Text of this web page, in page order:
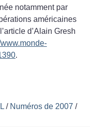
notamment par
américaines
d’Alain Gresh
www.monde-
.
/ Numéros de 2007 /